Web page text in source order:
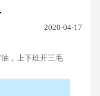
2020-04-17
，上下班开三毛